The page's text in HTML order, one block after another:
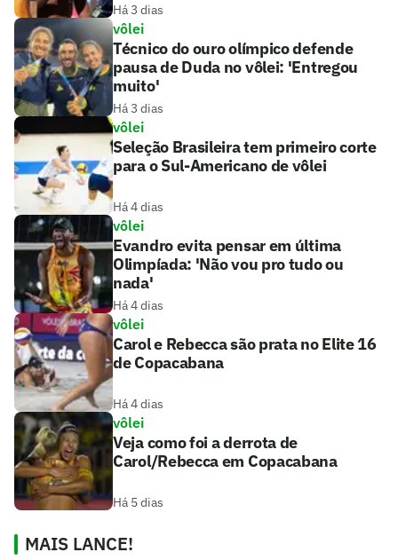
Há 3 dias
vôlei
Técnico do ouro olímpico defende
pausa de Duda no vôlei: 'Entregou
muito'
Há 3 dias
vôlei
Seleção Brasileira tem primeiro corte
para o Sul-Americano de vôlei
Há 4 dias
vôlei
Evandro evita pensar em última
Olimpíada: 'Não vou pro tudo ou
nada'
Há 4 dias
vôlei
Carol e Rebecca são prata no Elite 16
de Copacabana
Há 4 dias
vôlei
Veja como foi a derrota de
Carol/Rebecca em Copacabana
Há 5 dias
MAIS LANCE!